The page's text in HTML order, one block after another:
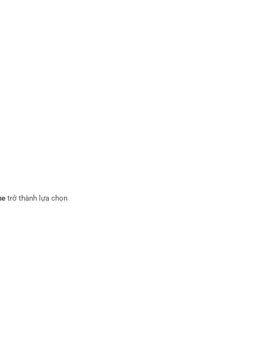
trở thành lựa chọn